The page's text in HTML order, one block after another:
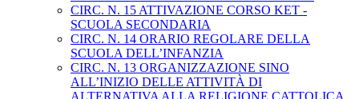
CIRC. N. 15 ATTIVAZIONE CORSO KET -
SCUOLA SECONDARIA
CIRC. N. 14 ORARIO REGOLARE DELLA
SCUOLA DELL’INFANZIA
CIRC. N. 13 ORGANIZZAZIONE SINO
ALL’INIZIO DELLE ATTIVITÀ DI